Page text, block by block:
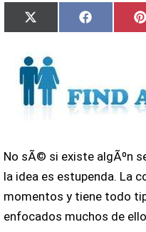
Compartir
en
X
(Twitter)
Compartir
en
Facebook
No sÃ© si existe algÃºn
la idea es estupenda. La
momentos y tiene todo
enfocados muchos de